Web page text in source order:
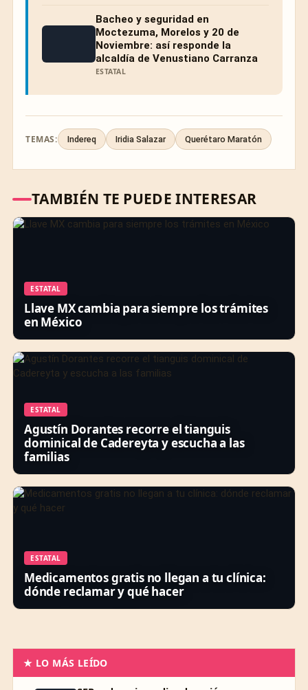
Bacheo y seguridad en
Moctezuma, Morelos y 20 de
Noviembre: así responde la
alcaldía de Venustiano Carranza
ESTATAL
TEMAS: Indereq Iridia Salazar Querétaro Maratón
TAMBIÉN TE PUEDE INTERESAR
ESTATAL
Llave MX cambia para siempre los trámites
en México
ESTATAL
Agustín Dorantes recorre el tianguis
dominical de Cadereyta y escucha a las
familias
ESTATAL
Medicamentos gratis no llegan a tu clínica:
dónde reclamar y qué hacer
★ LO MÁS LEÍDO